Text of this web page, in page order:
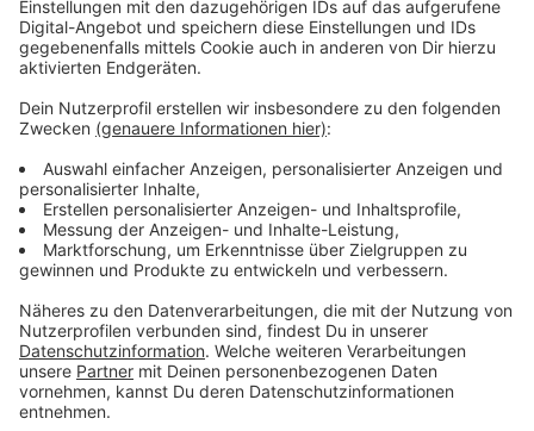
den Bewertungen schneiden beide mittelmäßig ab und
sind offenbar teilweise nicht für alle Geräte verfügbar.
Ansonsten gibt es auch intelligente Apps, die uns das
Löschen von Fotos erleichtern, ein wenig wie bei der
Datingplattform "Tinder": In die eine Richtung wischen
Löschen" - ziemlich simpel.
Anzeige
Anzeige
Das sagt ein Computerexperte zu Fotoapps